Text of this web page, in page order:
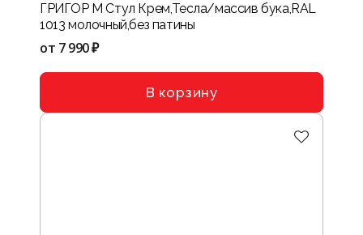
ГРИГОР М Стул Крем,Тесла/массив бука,RAL
1013 молочный,без патины
от 7 990 ₽
В корзину